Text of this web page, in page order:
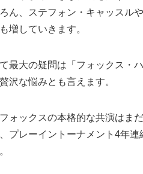
ん、ステフォン・キャッスル
増していきます。
最大の疑問は「フォックス・
沢な悩みとも言えます。
ォックスの本格的な共演はま
プレーイントーナメント4年